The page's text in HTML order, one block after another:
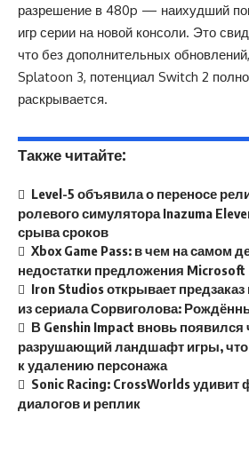
разрешение в 480p — наихудший
игр серии на новой консоли. Это
что без дополнительных
Splatoon 3, потенциал Switch 2
раскрывается.
Также читайте:
Level-5 объявила о переносе
ролевого симулятора Inazuma
срыва сроков
Xbox Game Pass: в чем на самом
недостатки предложения Microsoft
Iron Studios открывает предзаказ
из сериала Сорвиголова:
В Genshin Impact вновь появился
разрушающий ландшафт игры,
к удалению персонажа
Sonic Racing: CrossWorlds удивит
диалогов и реплик